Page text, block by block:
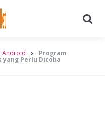
Android Program
Perlu Dicoba